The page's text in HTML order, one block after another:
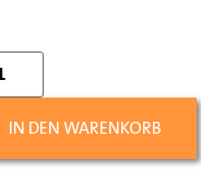
IN DEN WARENKORB